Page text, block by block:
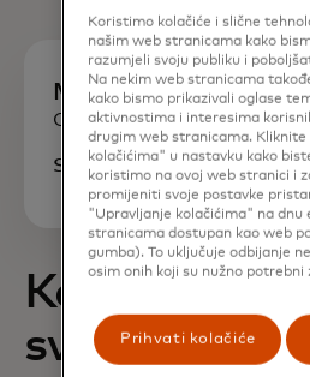
Mastercard
Optimizirajte svoje
Saznajte više
Kako mjeriti
svoje
Koristimo kolačiće i slične
našim web stranicama kako
razumjeli svoju publiku i
Na nekim web stranicama
kako bismo prikazivali oglase
aktivnostima i interesima
drugim web stranicama. Kliknite
kolačićima" u nastavku kako
koristimo na ovoj web stranici i
promijeniti svoje postavke
"Upravljanje kolačićima" na dnu
stranicama dostupan kao web
gumba). To uključuje odbijanje
osim onih koji su nužno potrebni
Prihvati kolačiće